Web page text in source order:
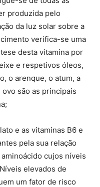
produzida pelo
da luz solar sobre a
verifica-se uma
desta vitamina por
e respetivos óleos,
o arenque, o atum, a
ovo são as principais
e as vitaminas B6 e
pela sua relação
cujos níveis
elevados de
um fator de risco